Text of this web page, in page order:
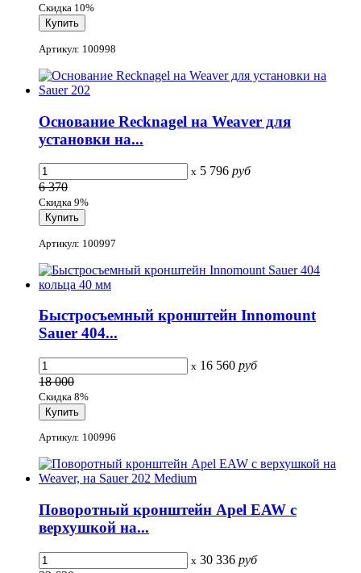
Скидка 10%
Артикул: 100998
Основание Recknagel на Weaver для
установки на...
x 5 796 руб
6 370
Скидка 9%
Артикул: 100997
Быстросъемный кронштейн Innomount
Sauer 404...
x 16 560 руб
18 000
Скидка 8%
Артикул: 100996
Поворотный кронштейн Apel EAW с
верхушкой на...
x 30 336 руб